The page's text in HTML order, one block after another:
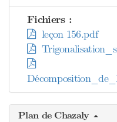
Fichiers :
leçon 156.pdf
Plan de Chazaly